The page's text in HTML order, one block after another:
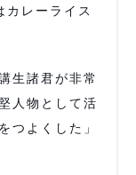
カレーライス
生諸君が非常
人物として活
つよくした」